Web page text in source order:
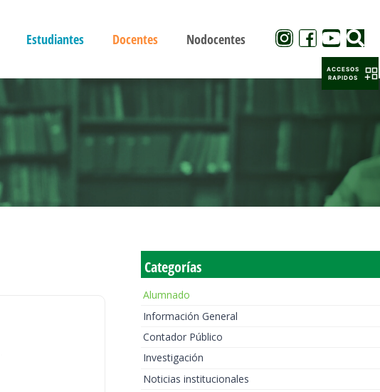
Estudiantes Docentes Nodocentes
Categorías
Alumnado
Información General
Contador Público
Investigación
Noticias institucionales
ACCESOS
RAPIDOS